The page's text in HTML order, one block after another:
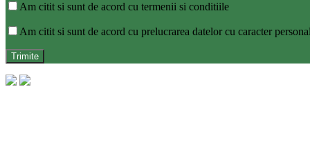
Am citit si sunt de acord cu termenii si conditiile
Am citit si sunt de acord cu prelucrarea datelor cu caracter